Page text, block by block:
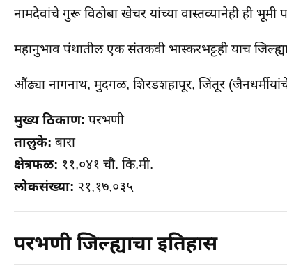
नामदेवांचे गुरू विठोबा खेचर यांच्या वास्तव्यानेही ही
महानुभाव पंथातील एक संतकवी भास्करभट्टही याच
औंढ्या नागनाथ, मुदगळ, शिरडशहापूर, जिंतूर (जैनधर्मीयांचे
मुख्य ठिकाण: परभणी
तालुके: बारा
क्षेत्रफळ: ११,०४१ चौ. कि.मी.
लोकसंख्या: २१,१७,०३५
परभणी जिल्ह्याचा इतिहास